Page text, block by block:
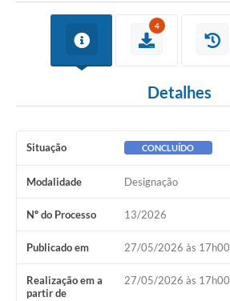
4
Detalhes
Situação CONCLUÍDO
Modalidade Designação
Nº do Processo 13/2026
Publicado em 27/05/2026 às 17h00
Realização em a
partir de
27/05/2026 às 17h00